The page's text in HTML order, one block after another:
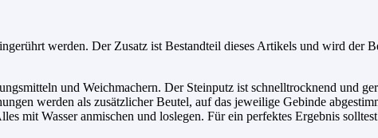
werden. Der Zusatz ist Bestandteil dieses Artikels und wird der
und Weichmachern. Der Steinputz ist schnelltrocknend und
werden als zusätzlicher Beutel, auf das jeweilige Gebinde
mit Wasser anmischen und loslegen. Für ein perfektes Ergebnis